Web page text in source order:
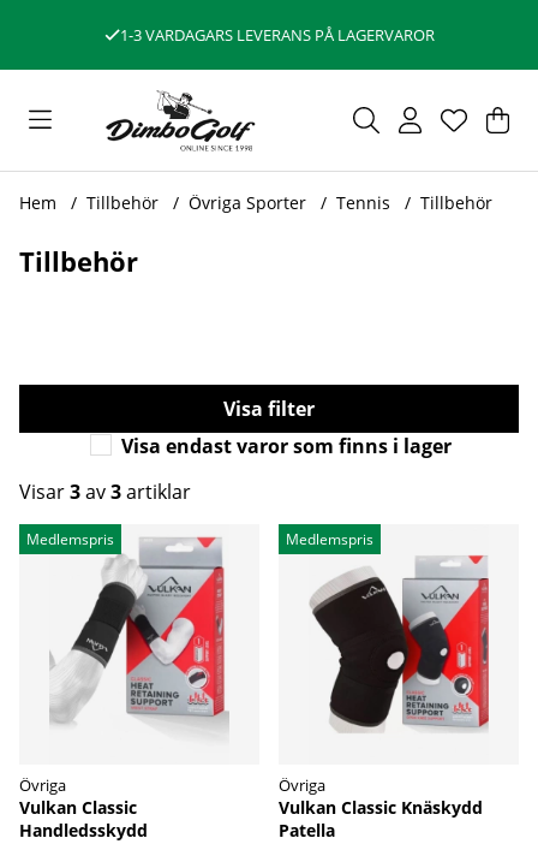
1-3 VARDAGARS LEVERANS PÅ LAGERVAROR
.
Hem Tillbehör Övriga Sporter Tennis Tillbehör
Tillbehör
Filtrera
Visa endast varor som finns i lager
Visar3av3artiklar
Produkter
Medlemspris
Övriga
Vulkan Classic
Handledsskydd
Medlemspris
Övriga
Vulkan Classic Knäskydd
Patella